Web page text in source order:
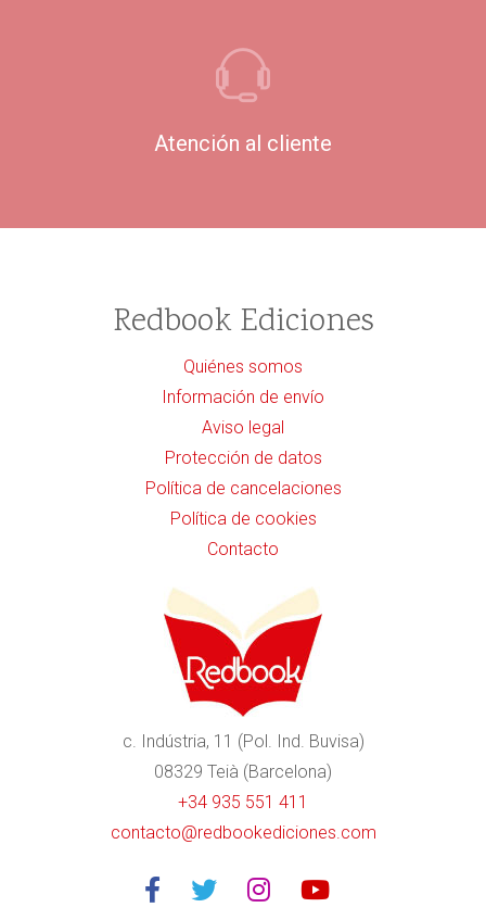
Atención al cliente
Redbook Ediciones
Quiénes somos
Información de envío
Aviso legal
Protección de datos
Política de cancelaciones
Política de cookies
Contacto
c. Indústria, 11 (Pol. Ind. Buvisa)
08329 Teià (Barcelona)
+34 935 551 411
contacto@redbookediciones.com